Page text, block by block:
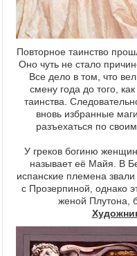
Повторное таинство
Оно чуть не стало
Все дело в том, что
смену года до того,
таинства.
вновь избранные
разъехаться по
У греков богиню
называет её Майя. В
испанские племена
с Прозерпиной, однако
женой Плутона,